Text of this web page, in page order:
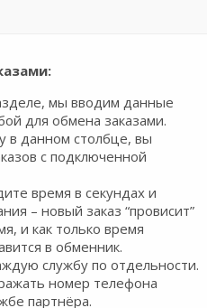
мы вводим данные
для обмена заказами.
в данном столбце, вы
с подключенной
время в секундах и
– новый заказ “провисит”
и как только время
в обменник.
службу по отдельности.
номер телефона
партнёра.